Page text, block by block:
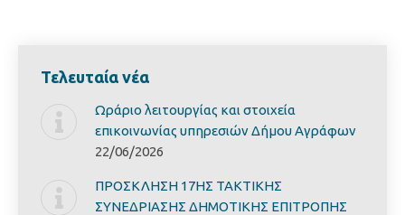
Τελευταία νέα
Ωράριο λειτουργίας και στοιχεία
επικοινωνίας υπηρεσιών Δήμου Αγράφων
22/06/2026
ΠΡΟΣΚΛΗΣΗ 17ΗΣ ΤΑΚΤΙΚΗΣ
ΣΥΝΕΔΡΙΑΣΗΣ ΔΗΜΟΤΙΚΗΣ ΕΠΙΤΡΟΠΗΣ